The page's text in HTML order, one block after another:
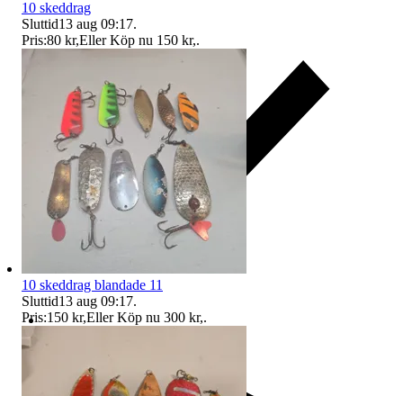
10 skeddrag
Sluttid13 aug 09:17.
Pris:80 kr,Eller Köp nu 150 kr,.
10 skeddrag blandade 11
Sluttid13 aug 09:17.
Pris:150 kr,Eller Köp nu 300 kr,.